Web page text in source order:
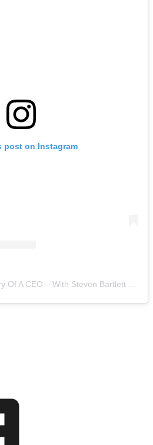
post on Instagram